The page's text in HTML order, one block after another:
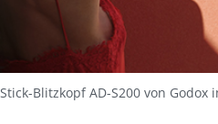
Stick-Blitzkopf AD-S200 von Godox